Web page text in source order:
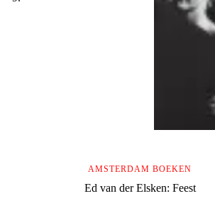
AMSTERDAM BOEKEN
Ed van der Elsken: Feest